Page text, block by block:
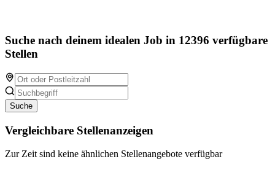
Suche nach deinem idealen Job in 12396 verfügbare
Stellen
Suche
Vergleichbare Stellenanzeigen
Zur Zeit sind keine ähnlichen Stellenangebote verfügbar